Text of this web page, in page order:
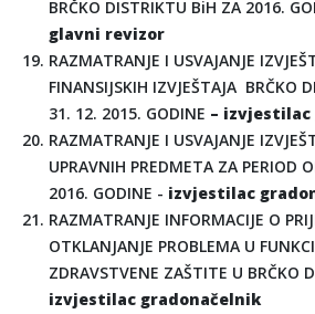
BRČKO DISTRIKTU BiH ZA 2016.
glavni revizor
RAZMATRANJE I USVAJANJE
FINANSIJSKIH IZVJEŠTAJA BRČKO
31. 12. 2015. GODINE –
RAZMATRANJE I USVAJANJE
UPRAVNIH PREDMETA ZA PERIOD
2016. GODINE - izvjestilac
RAZMATRANJE INFORMACIJE O
OTKLANJANJE PROBLEMA U
ZDRAVSTVENE ZAŠTITE U BRČKO
izvjestilac gradonačelnik